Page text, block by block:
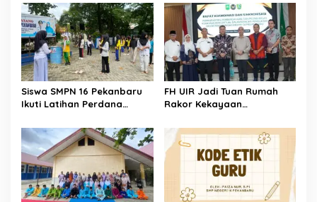
Siswa SMPN 16 Pekanbaru
Ikuti Latihan Perdana
Kolaborasi Dinas
Pendidikan Kota Pekanbaru
x Forum Tari Riau di SMPN
12 Pekanbaru
FH UIR Jadi Tuan Rumah
Rakor Kekayaan
Riau Naik Kelas Lewat
Perlindungan Merek dan
Karya